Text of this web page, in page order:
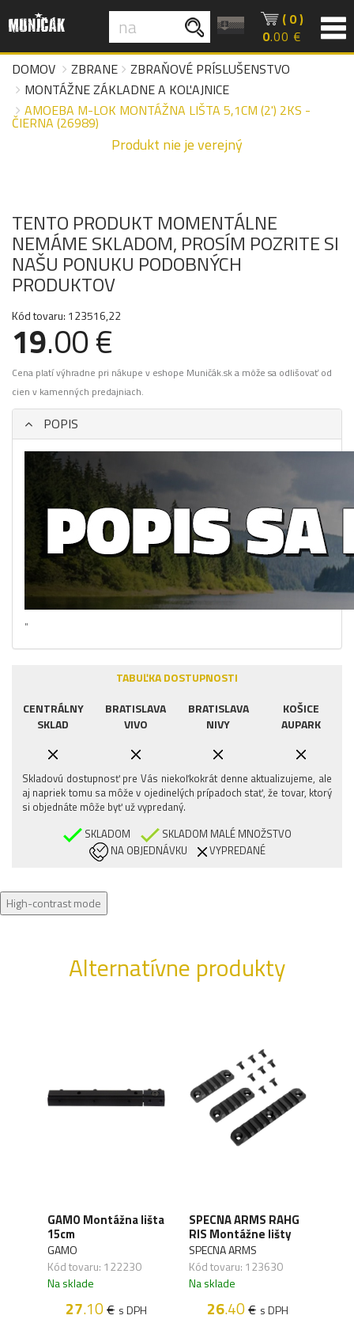
( 0 )
0.00 €
DOMOV
ZBRANE
ZBRAŇOVÉ PRÍSLUŠENSTVO
MONTÁŽNE ZÁKLADNE A KOĽAJNICE
AMOEBA M-LOK MONTÁŽNA LIŠTA 5,1CM (2') 2KS -
ČIERNA (26989)
Produkt nie je verejný
TENTO PRODUKT MOMENTÁLNE
NEMÁME SKLADOM, PROSÍM POZRITE SI
NAŠU PONUKU PODOBNÝCH
PRODUKTOV
Kód tovaru: 123516,22
19.00 €
Cena platí výhradne pri nákupe v eshope Muničák.sk a môže sa odlišovať od
cien v kamenných predajniach.
POPIS
"
TABUĽKA DOSTUPNOSTI
CENTRÁLNY
SKLAD
BRATISLAVA
VIVO
BRATISLAVA
NIVY
KOŠICE
AUPARK
Skladovú dostupnosť pre Vás niekoľkokrát denne aktualizujeme, ale
aj napriek tomu sa môže v ojedinelých prípadoch stať, že tovar, ktorý
si objednáte môže byť už vypredaný.
SKLADOM
SKLADOM MALÉ MNOŽSTVO
NA OBJEDNÁVKU
VYPREDANÉ
High-contrast mode
Alternatívne produkty
GAMO Montážna lišta
15cm
GAMO
Kód tovaru: 122230
Na sklade
27.10€ s DPH
SPECNA ARMS RAHG
RIS Montážne lišty
SPECNA ARMS
Kód tovaru: 123630
Na sklade
26.40€ s DPH